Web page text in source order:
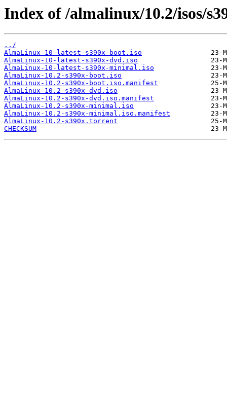
Index of /almalinux/10.2/isos/
../
AlmaLinux-10-latest-s390x-boot.iso
AlmaLinux-10-latest-s390x-dvd.iso
AlmaLinux-10-latest-s390x-minimal.iso
AlmaLinux-10.2-s390x-boot.iso
AlmaLinux-10.2-s390x-boot.iso.manifest
AlmaLinux-10.2-s390x-dvd.iso
AlmaLinux-10.2-s390x-dvd.iso.manifest
AlmaLinux-10.2-s390x-minimal.iso
AlmaLinux-10.2-s390x-minimal.iso.manifest
AlmaLinux-10.2-s390x.torrent
CHECKSUM